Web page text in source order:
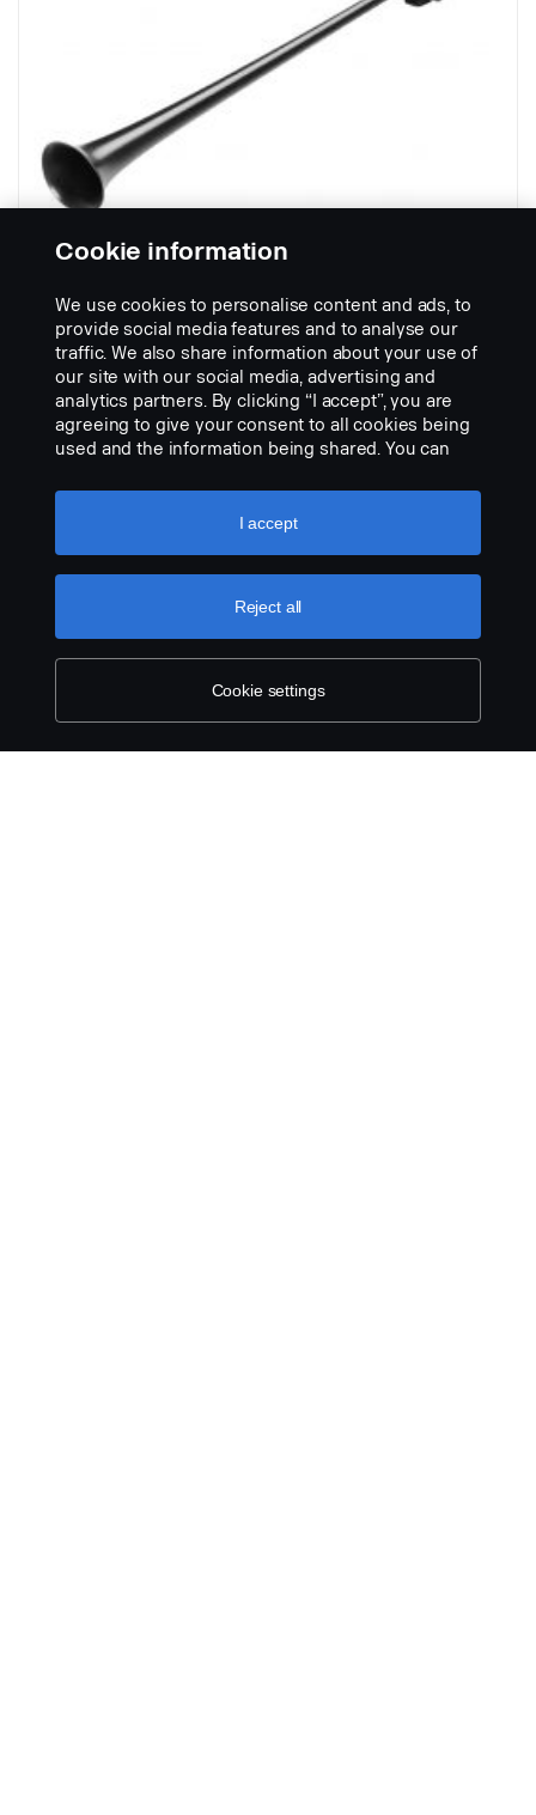
Negro, 95 cm (soportes incluidos)
Nº de referencia:3058705
Part Description:
Cookie information
We use cookies to personalise content and ads, to
provide social media features and to analyse our
traffic. We also share information about your use of
our site with our social media, advertising and
analytics partners. By clicking “I accept”, you are
agreeing to give your consent to all cookies being
used and the information being shared. You can
settings” and selecting the categories you’d like to
accept. For a more detailed explanation of how we
Cookie settings
Reject all
I accept